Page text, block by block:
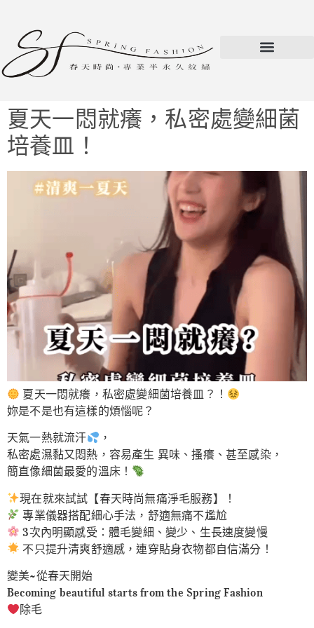
夏天一悶就癢，私密處變細菌
培養皿！
夏天一悶就癢，私密處變細菌培養皿？！
妳是不是也有這樣的煩惱呢？
天氣一熱就流汗
，
私密處濕黏又悶熱，容易產生 異味、搔癢、甚至感染，
簡直像細菌最愛的溫床！
現在就來試試【春天時尚無痛淨毛服務】！
專業儀器搭配細心手法，舒適無痛不尷尬
3次內明顯感受：體毛變細、變少、生長速度變慢
不只提升清爽舒適感，連穿貼身衣物都自信滿分！
變美~從春天開始
Becoming beautiful starts from the Spring Fashion
除毛